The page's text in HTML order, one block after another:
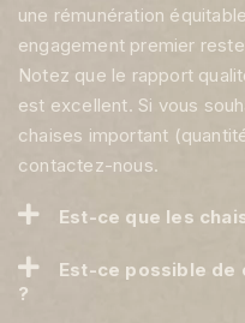
une rémunération
engagement premier
Notez que le rapport
est excellent. Si vous
chaises important
contactez-nous.
Est-ce que les
Est-ce possible de
?